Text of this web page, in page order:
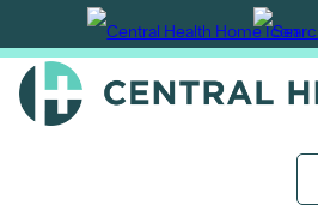
Ir
al
contenido